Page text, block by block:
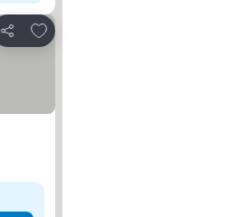
Partilhar
Adicionar aos favoritos